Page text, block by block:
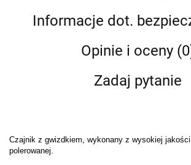
Informacje dot.
Opinie i oceny
Zadaj pytanie
Czajnik z gwizdkiem, wykonany z wysokiej jakości
polerowanej.